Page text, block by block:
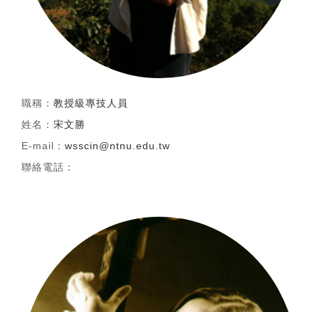
職稱： 教授級專技人員
姓名： 宋文勝
E-mail： wsscin@ntnu.edu.tw
聯絡電話：